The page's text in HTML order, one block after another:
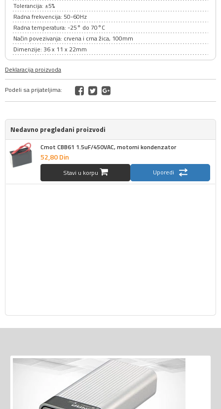
Tolerancija: ±5%
Radna frekvencija: 50-60Hz
Radna temperatura: -25° do 70°C
Način povezivanja: crvena i crna žica, 100mm
Dimenzije: 36 x 11 x 22mm
Deklaracija proizvoda
Podeli sa prijateljima:
Nedavno pregledani proizvodi
Cmot CBB61 1.5uF/450VAC, motorni kondenzator
52,80Din
Stavi u korpu Uporedi